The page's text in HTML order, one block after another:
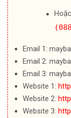
Hoặc
Email 1:
Email 2:
Email 3:
Website 1:
Website 2:
Website 3: